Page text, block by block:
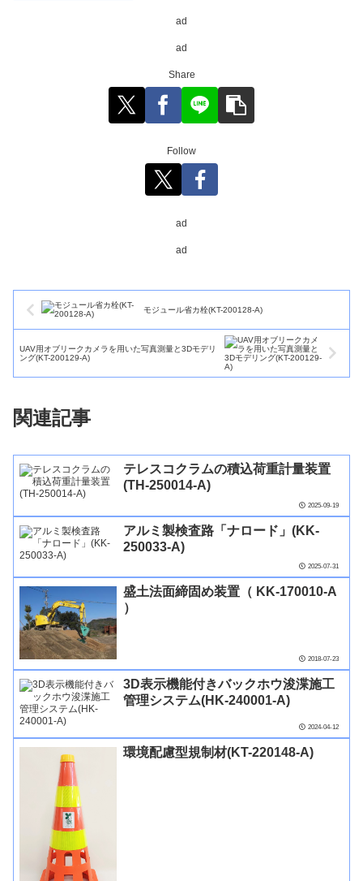
ad
ad
Share
Follow
ad
ad
モジュール省カ栓(KT-200128-A)
UAV用オブリークカメラを用いた写真測量と3Dモデリ
ング(KT-200129-A)
関連記事
テレスコクラムの積込荷重計量装置
(TH-250014-A)
2025-09-19
アルミ製検査路「ナロード」(KK-
250033-A)
2025-07-31
盛土法面締固め装置（ KK-170010-A
）
2018-07-23
3D表示機能付きバックホウ浚渫施工
管理システム(HK-240001-A)
2024-04-12
環境配慮型規制材(KT-220148-A)